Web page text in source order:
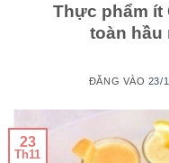
Thực phẩm ít
toàn hầu
ĐĂNG VÀO 23/
23
Th11